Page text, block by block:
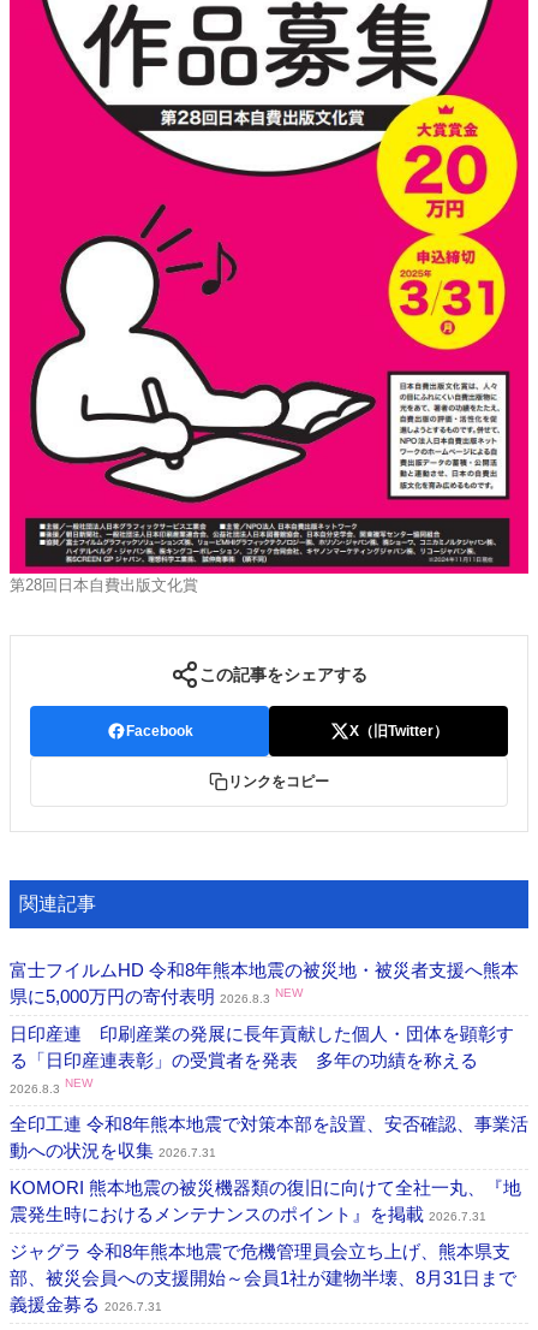
第28回日本自費出版文化賞
この記事をシェアする
Facebook X（旧Twitter）
リンクをコピー
関連記事
富士フイルムHD 令和8年熊本地震の被災地・被災者支援へ熊本
県に5,000万円の寄付表明 2026.8.3 NEW
日印産連 印刷産業の発展に長年貢献した個人・団体を顕彰す
る「日印産連表彰」の受賞者を発表 多年の功績を称える
2026.8.3 NEW
全印工連 令和8年熊本地震で対策本部を設置、安否確認、事業活
動への状況を収集 2026.7.31
KOMORI 熊本地震の被災機器類の復旧に向けて全社一丸、『地
震発生時におけるメンテナンスのポイント』を掲載 2026.7.31
ジャグラ 令和8年熊本地震で危機管理員会立ち上げ、熊本県支
部、被災会員への支援開始～会員1社が建物半壊、8月31日まで
義援金募る 2026.7.31